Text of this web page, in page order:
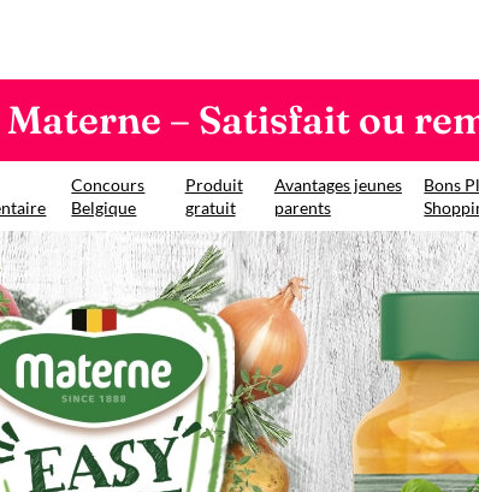
– Satisfait ou
Concours
Belgique
Produit
gratuit
Avantages jeunes
parents
Bons